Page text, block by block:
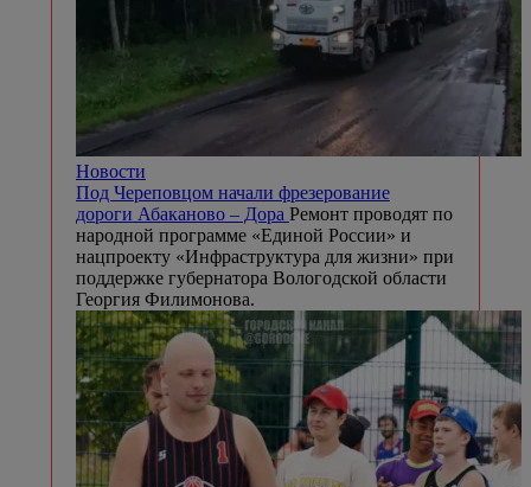
Новости
Под Череповцом начали фрезерование
дороги Абаканово – Дора Ремонт проводят по
народной программе «Единой России» и
нацпроекту «Инфраструктура для жизни» при
поддержке губернатора Вологодской области
Георгия Филимонова.